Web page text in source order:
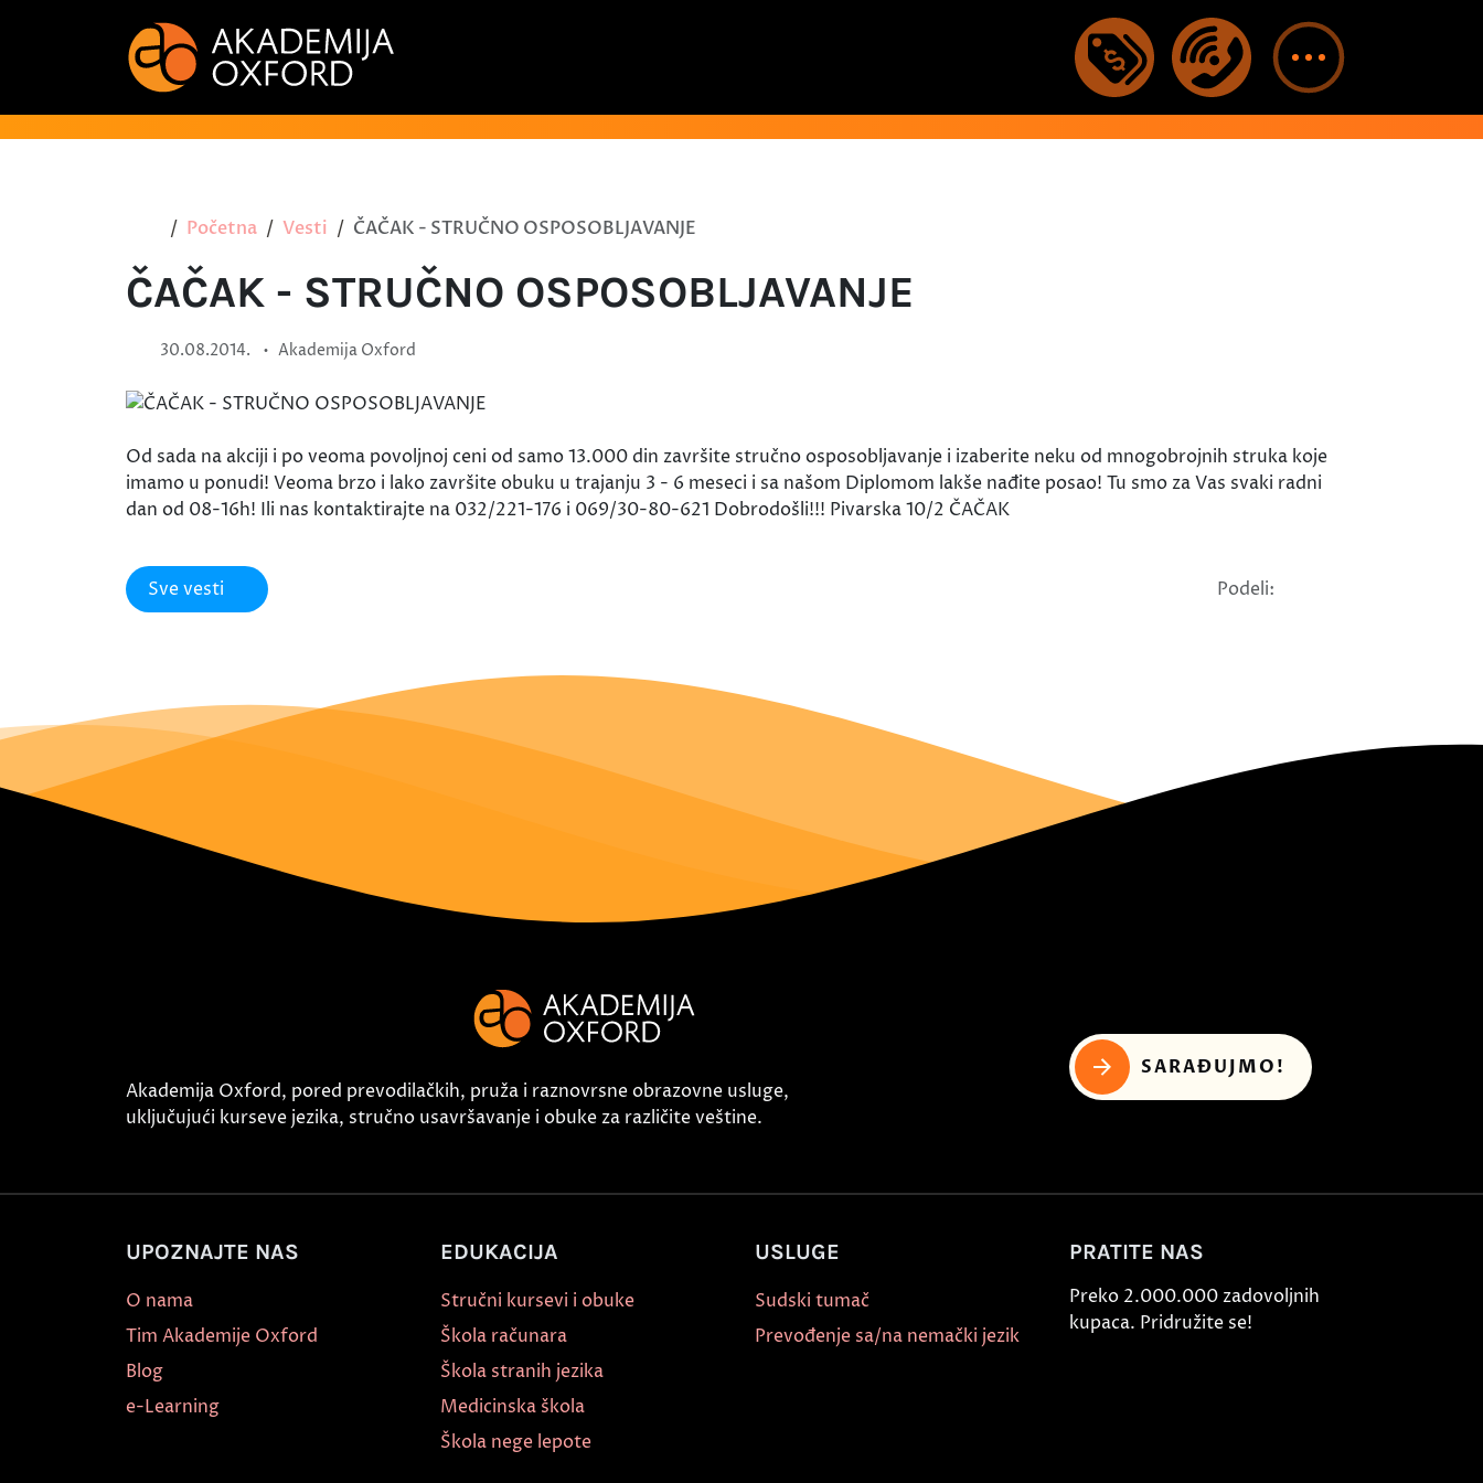
Početna Vesti ČAČAK - STRUČNO OSPOSOBLJAVANJE
ČAČAK - STRUČNO OSPOSOBLJAVANJE
30.08.2014. • Akademija Oxford
Od sada na akciji i po veoma povoljnoj ceni od samo 13.000 din završite stručno osposobljavanje i izaberite neku od mnogobrojnih struka koje
imamo u ponudi! Veoma brzo i lako završite obuku u trajanju 3 - 6 meseci i sa našom Diplomom lakše nađite posao! Tu smo za Vas svaki radni
dan od 08-16h! Ili nas kontaktirajte na 032/221-176 i 069/30-80-621 Dobrodošli!!! Pivarska 10/2 ČAČAK
Sve vesti Podeli:
Akademija Oxford, pored prevodilačkih, pruža i raznovrsne obrazovne usluge,
uključujući kurseve jezika, stručno usavršavanje i obuke za različite veštine.
SARAĐUJMO!
UPOZNAJTE NAS
O nama
Tim Akademije Oxford
Blog
e-Learning
EDUKACIJA
Stručni kursevi i obuke
Škola računara
Škola stranih jezika
Medicinska škola
Škola nege lepote
USLUGE
Sudski tumač
Prevođenje sa/na nemački jezik
PRATITE NAS
Preko 2.000.000 zadovoljnih
kupaca. Pridružite se!